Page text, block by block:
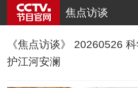
焦点访谈
《焦点访谈》 20260526
护江河安澜